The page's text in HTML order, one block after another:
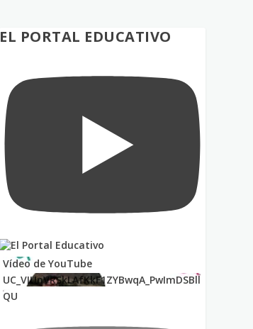
EL PORTAL EDUCATIVO
Vídeo de YouTube
UC_VIUnVRSkLAfKkF1ZYBwqA_PwImDSBll
QU